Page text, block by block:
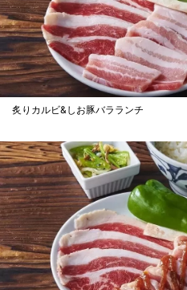
炙りカルビ&しお豚バラランチ